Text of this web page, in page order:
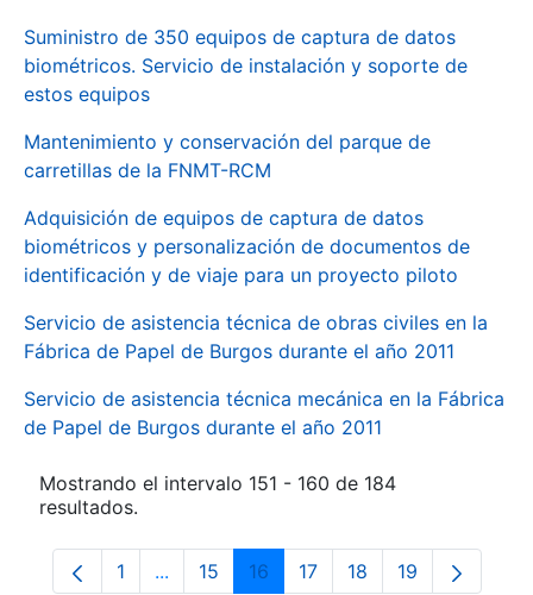
Suministro de 350 equipos de captura de datos
biométricos. Servicio de instalación y soporte de
estos equipos
Mantenimiento y conservación del parque de
carretillas de la FNMT-RCM
Adquisición de equipos de captura de datos
biométricos y personalización de documentos de
identificación y de viaje para un proyecto piloto
Servicio de asistencia técnica de obras civiles en la
Fábrica de Papel de Burgos durante el año 2011
Servicio de asistencia técnica mecánica en la Fábrica
de Papel de Burgos durante el año 2011
Mostrando el intervalo 151 - 160 de 184
resultados.
Página
1 ...Páginas intermedias Use TAB para
Página
15 Página
16 Página
17 Página
18 Página
19